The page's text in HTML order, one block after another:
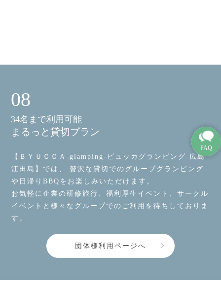
08
34名まで利用可能
まるっと貸切プラン
【ＢＹＵＣＣＡ glamping-ビュッカグランピング-広島
江田島】では、 贅沢な貸切でのグループグランピング
や日帰りBBQをお楽しみいただけます。
お気軽に企業の研修旅行、福利厚生イベント、サークル
イベントと様々なグループでのご利用を待ちしておりま
す。
団体様利用ページへ